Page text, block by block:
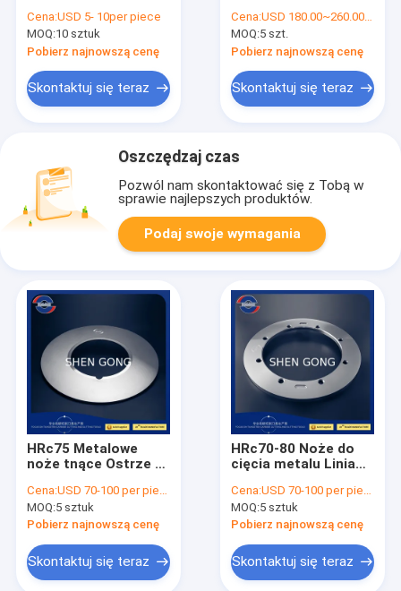
z węglika wolframu
Multi Tool
Cena:USD 5- 10per piece
MOQ:10 sztuk
Pobierz najnowszą cenę
Skontaktuj się teraz
metalowe ostrza
tnące ostrze
maszyny do
Cena:USD 180.00~260.00 / PC
MOQ:5 szt.
Pobierz najnowszą cenę
Skontaktuj się teraz
Oszczędzaj czas
Pozwól nam skontaktować się z Tobą w
sprawie najlepszych produktów.
Podaj swoje wymagania
HRc75 Metalowe
noże tnące Ostrze z
0,008 mm
Cena:USD 70-100 per piece
MOQ:5 sztuk
Pobierz najnowszą cenę
Skontaktuj się teraz
HRc70-80 Noże do
cięcia metalu Linia
blachy?
Cena:USD 70-100 per piece
MOQ:5 sztuk
Pobierz najnowszą cenę
Skontaktuj się teraz